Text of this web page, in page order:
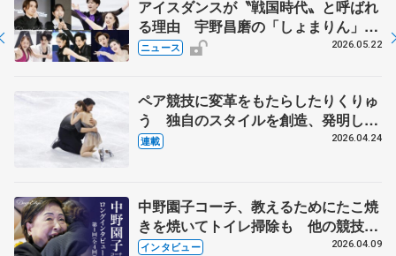
アイスダンスが〝戦国時代〟と呼ばれ
る理由 宇野昌磨の「しょまりん」ら
実力者が相次いで参戦 国内の競争激
ニュース 2026.05.22
ペア競技に変革をもたらしたりくりゅ
う 独自のスタイルを創造、発明した
【引退発表後②】
連載 2026.04.24
中野園子コーチ、教えるためにたこ焼
きを焼いてトイレ掃除も 他の競技に
も通用するという坂本花織の筋肉
インタビュー 2026.04.09